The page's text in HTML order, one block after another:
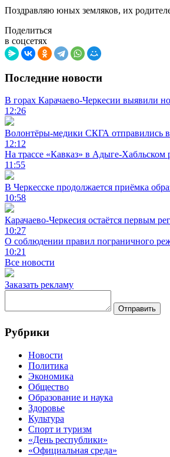
Поздравляю юных земляков, их
Поделиться
в соцсетях
Последние новости
В горах Карачаево-Черкесии выявили
12:26
Волонтёры-медики СКГА отправились
12:12
На трассе «Кавказ» в Адыге-Хабльском
11:55
В Черкесске продолжается приёмка
10:58
Карачаево-Черкесия остаётся первым
10:27
О соблюдении правил пограничного
10:21
Все новости
Заказать рекламу
Отправить
Рубрики
Новости
Политика
Экономика
Общество
Образование и наука
Здоровье
Культура
Спорт и туризм
«День республики»
«Официальная среда»